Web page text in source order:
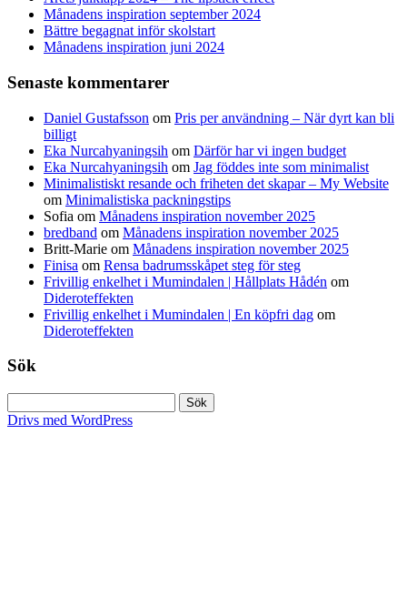
Månadens inspiration september 2024
Bättre begagnat inför skolstart
Månadens inspiration juni 2024
Senaste kommentarer
Daniel Gustafsson om Pris per användning – När dyrt kan bli
billigt
Eka Nurcahyaningsih om Därför har vi ingen budget
Eka Nurcahyaningsih om Jag föddes inte som minimalist
Minimalistiskt resande och friheten det skapar – My Website
om Minimalistiska packningstips
Sofia om Månadens inspiration november 2025
bredband om Månadens inspiration november 2025
Britt-Marie om Månadens inspiration november 2025
Finisa om Rensa badrumsskåpet steg för steg
Frivillig enkelhet i Mumindalen | Hållplats Hådén om
Dideroteffekten
Frivillig enkelhet i Mumindalen | En köpfri dag om
Dideroteffekten
Sök
efter:
Drivs med WordPress